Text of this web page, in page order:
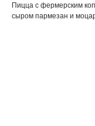
Пицца с фермерским
сыром пармезан и